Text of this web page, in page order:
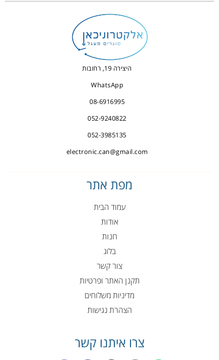
היצירה 19, רחובות
WhatsApp
08-6916995
052-9240822
052-3985135
electronic.can@gmail.com
מפת אתר
עמוד הבית
אודות
חנות
בלוג
צור קשר
תקנן האתר ופרטיות
מדיניות משלוחים
הצהרת נגישות
צרו איתנו קשר